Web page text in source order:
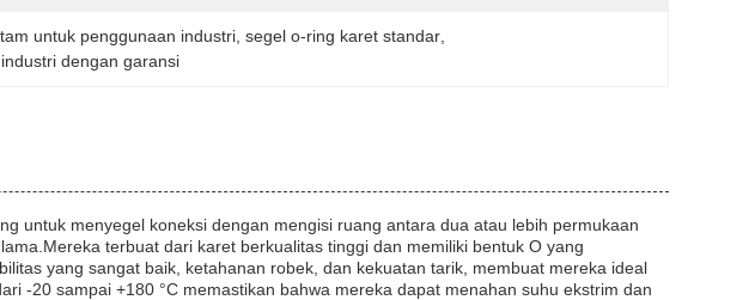
untuk penggunaan industri , segel o-ring karet standar
dengan garansi
untuk menyegel koneksi dengan mengisi ruang antara dua atau lebih permukaan
terbuat dari karet berkualitas tinggi dan memiliki bentuk O yang
yang sangat baik, ketahanan robek, dan kekuatan tarik, membuat mereka ideal
-20 sampai +180 °C memastikan bahwa mereka dapat menahan suhu ekstrim dan